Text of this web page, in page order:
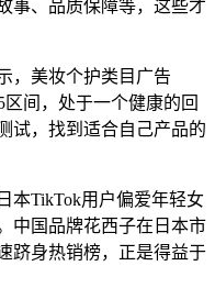
事、品质保障等，这些才
，美妆个护类目广告
间，处于一个健康的回
试，找到适合自己产品的
本TikTok用户偏爱年轻女
中国品牌花西子在日本市
跻身热销榜，正是得益于